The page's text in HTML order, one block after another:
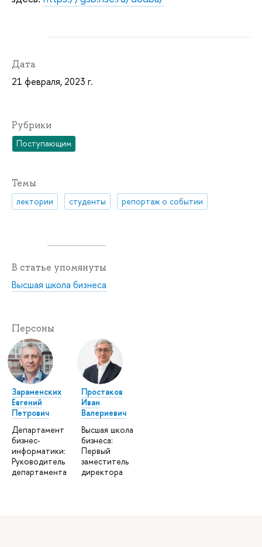
Дата
21 февраля, 2023 г.
Рубрики
Поступающим
Темы
лектории студенты репортаж о событии
В статье упомянуты
Высшая школа бизнеса
Персоны
Зараменских
Евгений
Петрович
Департамент
бизнес-
информатики:
Руководитель
департамента
Простаков
Иван
Валериевич
Высшая школа
бизнеса:
Первый
заместитель
директора